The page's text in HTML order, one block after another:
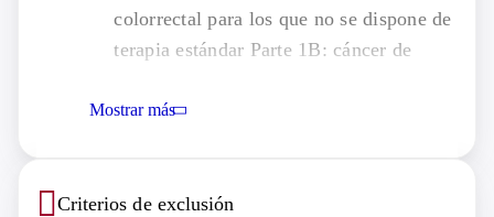
colorrectal para los que no se dispone de
terapia estándar Parte 1B: cáncer de
progresión de la enfermedad después de
en el contexto avanzado o metastásico
Mostrar más
Criterios de exclusión